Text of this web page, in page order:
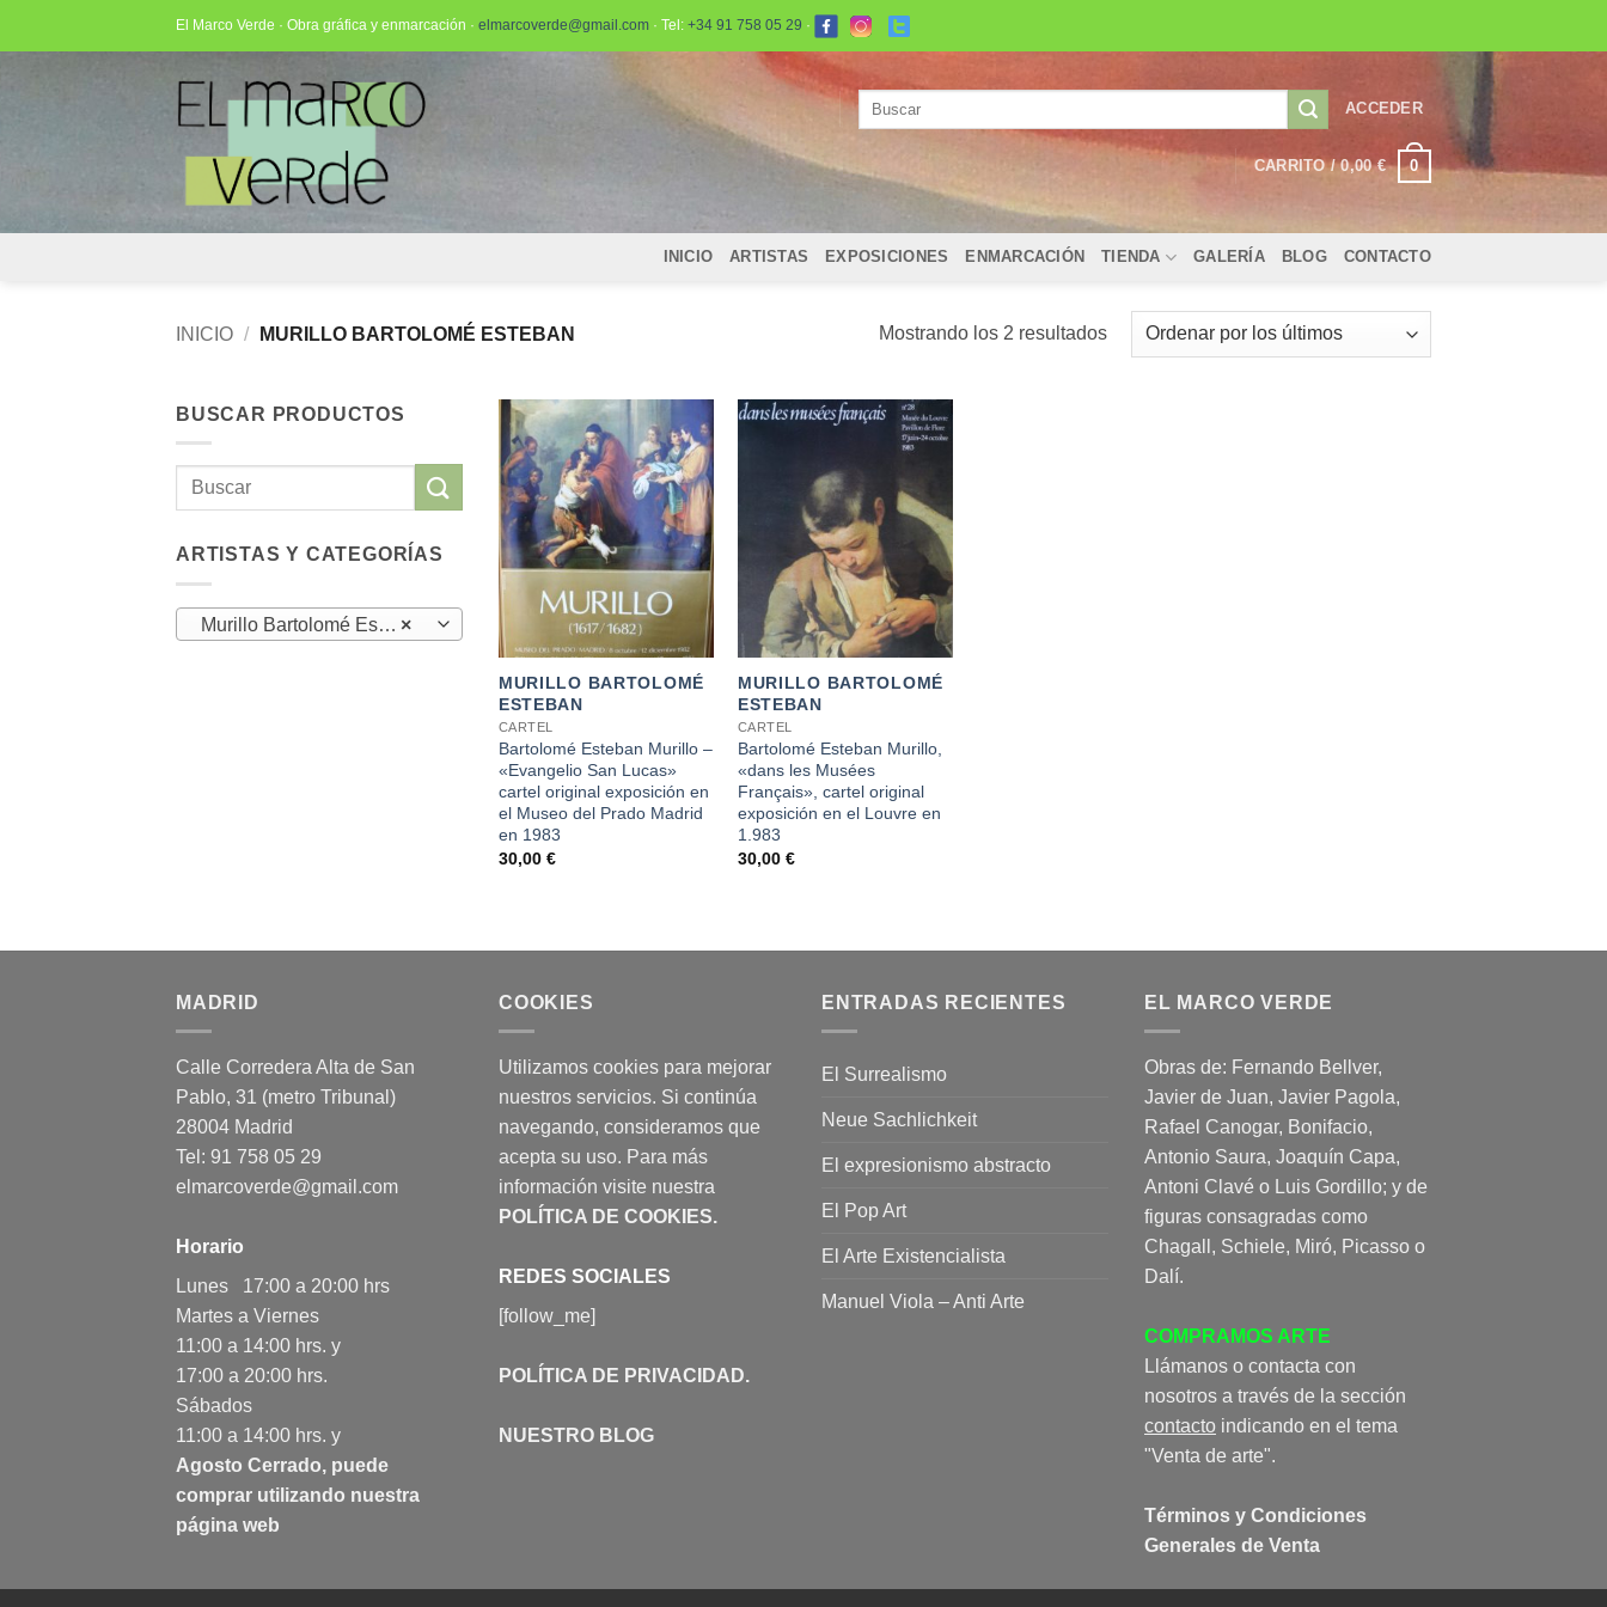
El Marco Verde · Obra gráfica y enmarcación · elmarcoverde@gmail.com · Tel: +34 91 758 05 29 ·
ACCEDER
CARRITO /0,00€ 0
INICIO ARTISTAS EXPOSICIONES ENMARCACIÓN TIENDA GALERÍA BLOG CONTACTO
INICIO / MURILLO BARTOLOMÉ ESTEBAN Mostrando los 2 resultadosOrdenado
por
BUSCAR PRODUCTOS
Buscar
ARTISTAS Y CATEGORÍAS
×
Murillo Bartolomé Esteban (2)
MURILLO BARTOLOMÉ
ESTEBAN
CARTEL
Bartolomé Esteban Murillo –
«Evangelio San Lucas»
cartel original exposición en
el Museo del Prado Madrid
en 1983
30,00 €
+
MURILLO BARTOLOMÉ
ESTEBAN
CARTEL
Bartolomé Esteban Murillo,
«dans les Musées
Français», cartel original
exposición en el Louvre en
1.983
30,00 €
MADRID
Calle Corredera Alta de San
Pablo, 31 (metro Tribunal)
28004 Madrid
Tel: 91 758 05 29
elmarcoverde@gmail.com
Horario
Lunes 17:00 a 20:00 hrs
Martes a Viernes
11:00 a 14:00 hrs. y
17:00 a 20:00 hrs.
Sábados
11:00 a 14:00 hrs. y
Agosto Cerrado, puede
comprar utilizando nuestra
página web
COOKIES
Utilizamos cookies para mejorar
nuestros servicios. Si continúa
navegando, consideramos que
acepta su uso. Para más
información visite nuestra
POLÍTICA DE COOKIES.
REDES SOCIALES
[follow_me]
POLÍTICA DE PRIVACIDAD.
NUESTRO BLOG
ENTRADAS RECIENTES
El Surrealismo
Neue Sachlichkeit
El expresionismo abstracto
El Pop Art
El Arte Existencialista
Manuel Viola – Anti Arte
EL MARCO VERDE
Obras de: Fernando Bellver,
Javier de Juan, Javier Pagola,
Rafael Canogar, Bonifacio,
Antonio Saura, Joaquín Capa,
Antoni Clavé o Luis Gordillo; y de
figuras consagradas como
Chagall, Schiele, Miró, Picasso o
Dalí.
COMPRAMOS ARTE
Llámanos o contacta con
nosotros a través de la sección
contacto indicando en el tema
"Venta de arte".
Términos y Condiciones
Generales de Venta